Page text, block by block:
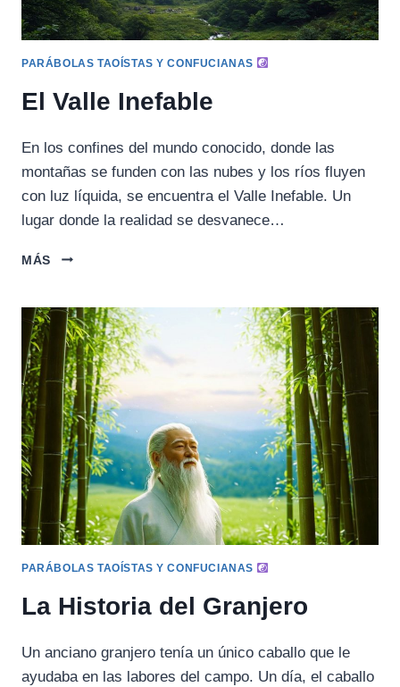
PARÁBOLAS TAOÍSTAS Y CONFUCIANAS
El Valle Inefable
En los confines del mundo conocido, donde las
montañas se funden con las nubes y los ríos fluyen
con luz líquida, se encuentra el Valle Inefable. Un
lugar donde la realidad se desvanece…
MÁS
EL
PARÁBOLAS TAOÍSTAS Y CONFUCIANAS
La Historia del Granjero
Un anciano granjero tenía un único caballo que le
ayudaba en las labores del campo. Un día, el caballo